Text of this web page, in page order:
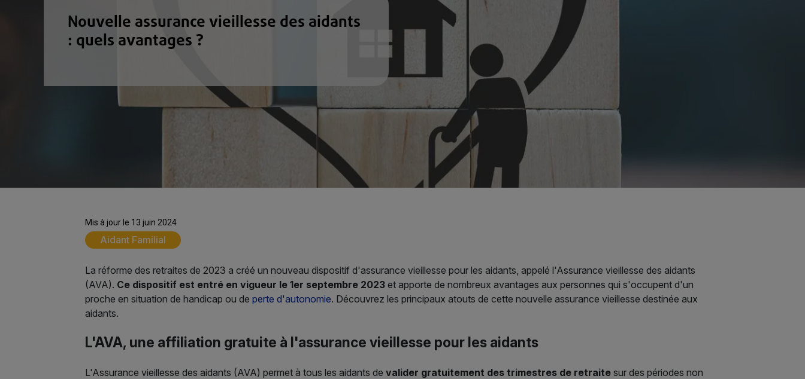
Nouvelle assurance vieillesse des aidants
: quels avantages ?
Mis à jour le 13 juin 2024
Aidant Familial
La réforme des retraites de 2023 a créé un nouveau dispositif d'assurance vieillesse pour les aidants, appelé l'Assurance vieillesse des aidants
(AVA). Ce dispositif est entré en vigueur le 1er septembre 2023 et apporte de nombreux avantages aux personnes qui s'occupent d'un
proche en situation de handicap ou de perte d'autonomie. Découvrez les principaux atouts de cette nouvelle assurance vieillesse destinée aux
aidants.
L'AVA, une affiliation gratuite à l'assurance vieillesse pour les aidants
L'Assurance vieillesse des aidants (AVA) permet à tous les aidants de valider gratuitement des trimestres de retraite sur des périodes non